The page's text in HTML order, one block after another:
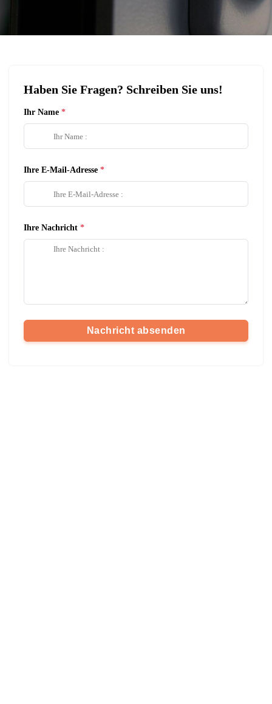
Haben Sie Fragen? Schreiben Sie uns!
Ihr Name
Ihre E-Mail-Adresse
Ihre Nachricht
Nachricht absenden